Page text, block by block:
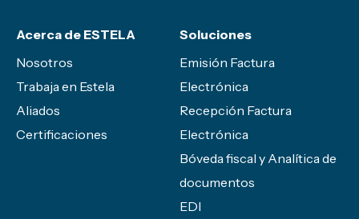
Acerca de ESTELA
Nosotros
Trabaja en Estela
Aliados
Certificaciones
Soluciones
Emisión Factura
Electrónica
Recepción Factura
Electrónica
Bóveda fiscal y Analítica de
documentos
EDI